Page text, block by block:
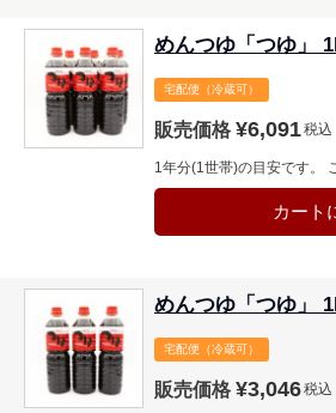
めんつゆ「つゆ」
宅配便（冷蔵可）
販売価格 ¥6,091税込
1年分(1世帯)の目安です。
カート
めんつゆ「つゆ」
宅配便（冷蔵可）
販売価格 ¥3,046税込